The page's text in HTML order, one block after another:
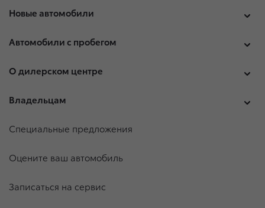
Новые автомобили
Автомобили с пробегом
О дилерском центре
Владельцам
Специальные предложения
Оцените ваш автомобиль
Записаться на сервис